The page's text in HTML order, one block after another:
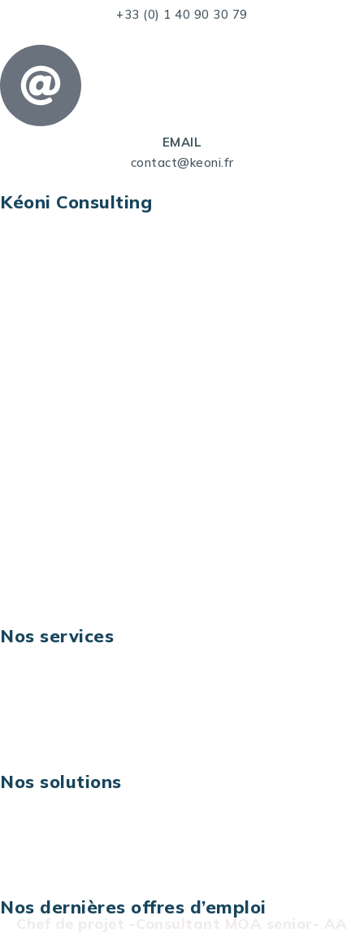
+33 (0) 1 40 90 30 79
EMAIL
contact@keoni.fr
Kéoni Consulting
Nos services
Nos solutions
Nos dernières offres d’emploi
Chef de projet -Consultant MOA senior- AA